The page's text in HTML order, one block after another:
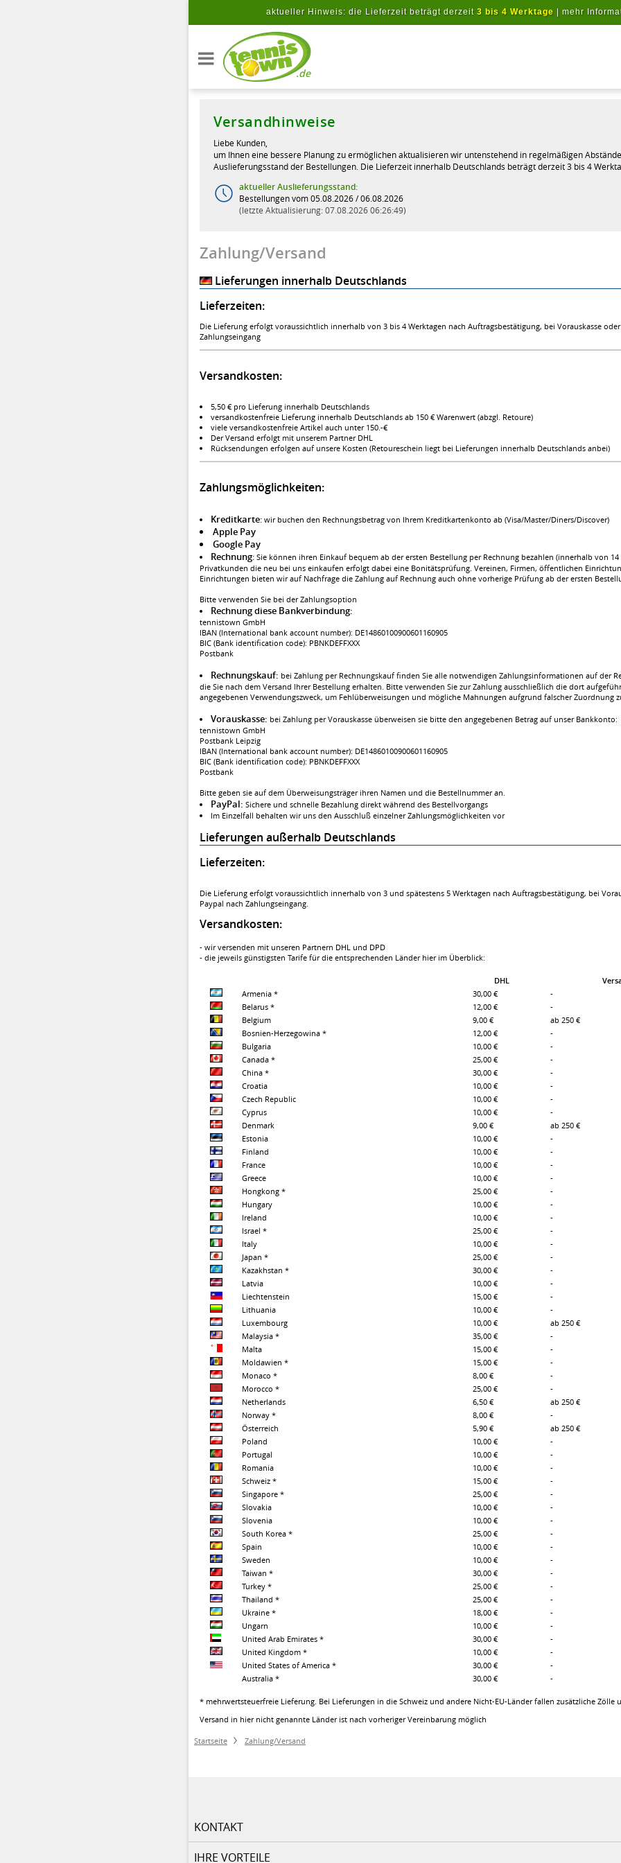
aktueller Hinweis: die Lieferzeit beträgt derzeit 3 bis 4 Werktage mehr
.de
Versandhinweise
Liebe Kunden,
um Ihnen eine bessere Planung zu ermöglichen aktualisieren wir untenstehend in regelmäßigen
Auslieferungsstand der Bestellungen. Die Lieferzeit innerhalb Deutschlands beträgt derzeit 3 bis 4
aktueller Auslieferungsstand:
Bestellungen vom 05.08.2026 / 06.08.2026
letzte Aktualisierung: 07.08.2026 06:26:49
Zahlung/Versand
Lieferungen innerhalb Deutschlands
Lieferzeiten:
Die Lieferung erfolgt voraussichtlich innerhalb von 3 bis 4 Werktagen nach Auftragsbestätigung, bei Vorauskasse
Zahlungseingang
Versandkosten:
5,50 € pro Lieferung innerhalb Deutschlands
versandkostenfreie Lieferung innerhalb Deutschlands ab 150 € Warenwert (abzgl. Retoure)
viele versandkostenfreie Artikel auch unter 150.-€
Der Versand erfolgt mit unserem Partner DHL
Rücksendungen erfolgen auf unsere Kosten (Retoureschein liegt bei Lieferungen innerhalb Deutschlands anbei)
Zahlungsmöglichkeiten:
Kreditkarte: wir buchen den Rechnungsbetrag von Ihrem Kreditkartenkonto ab (Visa/Master/Diners/Discover)
Apple Pay
Google Pay
Rechnung: Sie können ihren Einkauf bequem ab der ersten Bestellung per Rechnung bezahlen (innerhalb von 14
Privatkunden die neu bei uns einkaufen erfolgt dabei eine Bonitätsprüfung. Vereinen, Firmen, öffentlichen
Einrichtungen bieten wir auf Nachfrage die Zahlung auf Rechnung auch ohne vorherige Prüfung ab der ersten
Bitte verwenden Sie bei der Zahlungsoption
Rechnung diese Bankverbindung:
tennistown GmbH
IBAN (International bank account number): DE14860100900601160905
BIC (Bank identification code): PBNKDEFFXXX
Postbank
Rechnungskauf: bei Zahlung per Rechnungskauf finden Sie alle notwendigen Zahlungsinformationen auf der
die Sie nach dem Versand Ihrer Bestellung erhalten. Bitte verwenden Sie zur Zahlung ausschließlich die dort
angegebenen Verwendungszweck, um Fehlüberweisungen und mögliche Mahnungen aufgrund falscher Zuordnung
Vorauskasse: bei Zahlung per Vorauskasse überweisen sie bitte den angegebenen Betrag auf unser Bankkonto:
tennistown GmbH
Postbank Leipzig
IBAN (International bank account number): DE14860100900601160905
BIC (Bank identification code): PBNKDEFFXXX
Postbank
Bitte geben sie auf dem Überweisungsträger ihren Namen und die Bestellnummer an.
PayPal: Sichere und schnelle Bezahlung direkt während des Bestellvorgangs
Im Einzelfall behalten wir uns den Ausschluß einzelner Zahlungsmöglichkeiten vor
Lieferungen außerhalb Deutschlands
Lieferzeiten:
Die Lieferung erfolgt voraussichtlich innerhalb von 3 und spätestens 5 Werktagen nach Auftragsbestätigung, bei
Paypal nach Zahlungseingang.
Versandkosten:
- wir versenden mit unseren Partnern DHL und DPD
- die jeweils günstigsten Tarife für die entsprechenden Länder hier im Überblick:
DHL
Armenia *
30,00 €
-
Belarus *
12,00 €
-
Belgium
9,00 €
ab 250 €
Bosnien-Herzegowina *
12,00 €
-
Bulgaria
10,00 €
-
Canada *
25,00 €
-
China *
30,00 €
-
Croatia
10,00 €
-
Czech Republic
10,00 €
-
Cyprus
10,00 €
-
Denmark
9,00 €
ab 250 €
Estonia
10,00 €
-
Finland
10,00 €
-
France
10,00 €
-
Greece
10,00 €
-
Hongkong *
25,00 €
-
Hungary
10,00 €
-
Ireland
10,00 €
-
Israel *
25,00 €
-
Italy
10,00 €
-
Japan *
25,00 €
-
Kazakhstan *
30,00 €
-
Latvia
10,00 €
-
Liechtenstein
15,00 €
-
Lithuania
10,00 €
-
Luxembourg
10,00 €
ab 250 €
Malaysia *
35,00 €
-
Malta
15,00 €
-
Moldawien *
15,00 €
-
Monaco *
8,00 €
-
Morocco *
25,00 €
-
Netherlands
6,50 €
ab 250 €
Norway *
8,00 €
-
Österreich
5,90 €
ab 250 €
Poland
10,00 €
-
Portugal
10,00 €
-
Romania
10,00 €
-
Schweiz *
15,00 €
-
Singapore *
25,00 €
-
Slovakia
10,00 €
-
Slovenia
10,00 €
-
South Korea *
25,00 €
-
Spain
10,00 €
-
Sweden
10,00 €
-
Taiwan *
30,00 €
-
Turkey *
25,00 €
-
Thailand *
25,00 €
-
Ukraine *
18,00 €
-
Ungarn
10,00 €
-
United Arab Emirates *
30,00 €
-
United Kingdom *
10,00 €
-
United States of America *
30,00 €
-
Australia *
30,00 € -
* mehrwertsteuerfreie Lieferung. Bei Lieferungen in die Schweiz und andere Nicht-EU-Länder fallen zusätzliche Zölle
Versand in hier nicht genannte Länder ist nach vorheriger Vereinbarung möglich
Startseite Zahlung/Versand
KONTAKT
IHRE VORTEILE